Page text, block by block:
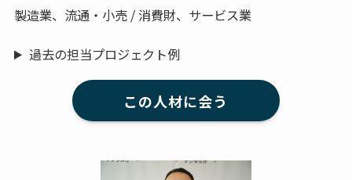
製造業、流通・小売 / 消費財、サービス業
過去の担当プロジェクト例
この人材に会う